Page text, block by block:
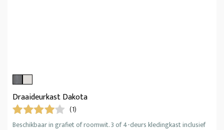
Draaideurkast Dakota
(1)
Beschikbaar in grafiet of roomwit. 3 of 4-deurs kledingkast inclusief